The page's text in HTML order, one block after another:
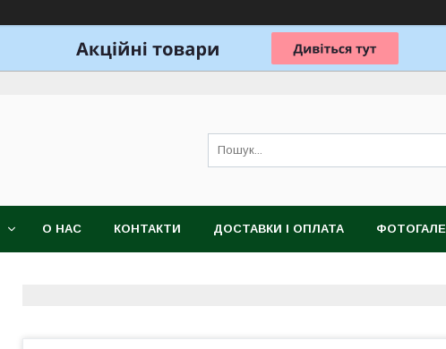
О НАС КОНТАКТИ ДОСТАВКИ І ОПЛАТА